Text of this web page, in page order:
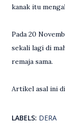
kanak itu
Pada 20
sekali lagi di
remaja sama.
Artikel asal ini
LABELS: DERA